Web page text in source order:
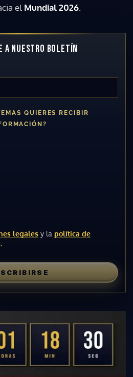
el Mundial 2026
A NUESTRO BOLETÍN
QUIERES RECIBIR
legales y la política de